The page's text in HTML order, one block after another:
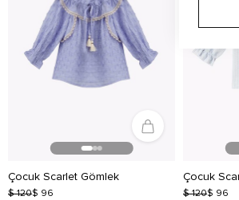
Çocuk Scarlet Gömlek
$ 120$ 96
Çocuk
$ 120$ 96